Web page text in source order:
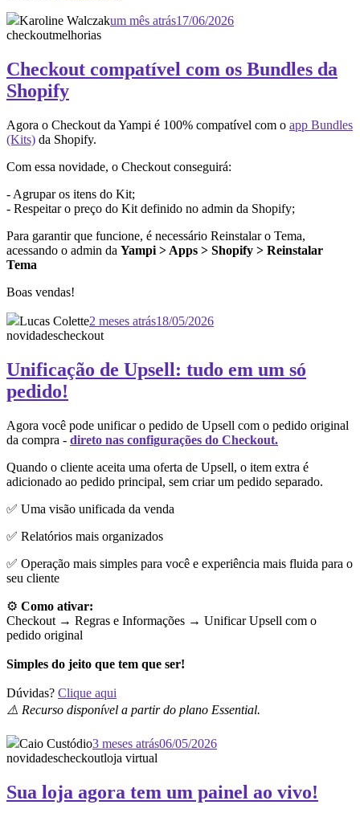
Karoline Walczakum mês atrás17/06/2026
checkoutmelhorias
Checkout compatível com os Bundles da
Shopify
Agora o Checkout da Yampi é 100% compatível com o app Bundles
(Kits) da Shopify.
Com essa novidade, o Checkout conseguirá:
- Agrupar os itens do Kit;
- Respeitar o preço do Kit definido no admin da Shopify;
Para garantir que funcione, é necessário Reinstalar o Tema,
acessando o admin da Yampi > Apps > Shopify > Reinstalar
Tema
Boas vendas!
Lucas Colette2 meses atrás18/05/2026
novidadescheckout
Unificação de Upsell: tudo em um só
pedido!
Agora você pode unificar o pedido de Upsell com o pedido original
da compra - direto nas configurações do Checkout.
Quando o cliente aceita uma oferta de Upsell, o item extra é
adicionado ao pedido principal, sem criar um pedido separado.
✅ Uma visão unificada da venda
✅ Relatórios mais organizados
✅ Operação mais simples para você e experiência mais fluida para o
seu cliente
⚙️ Como ativar:
Checkout → Regras e Informações → Unificar Upsell com o
pedido original
Simples do jeito que tem que ser!
Dúvidas? Clique aqui
⚠️ Recurso disponível a partir do plano Essential.
Caio Custódio3 meses atrás06/05/2026
novidadescheckoutloja virtual
Sua loja agora tem um painel ao vivo!